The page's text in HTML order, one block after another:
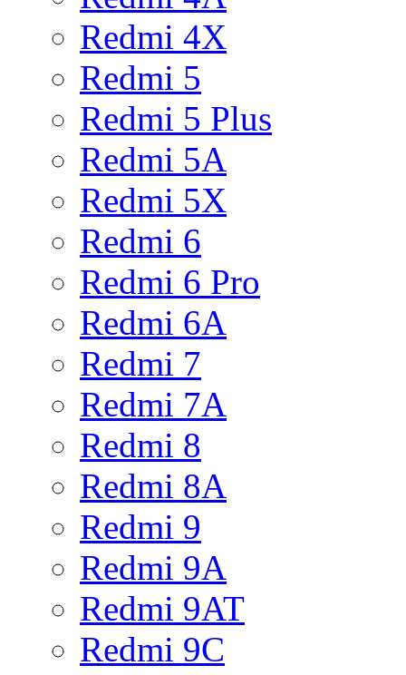
Redmi 4X
Redmi 5
Redmi 5 Plus
Redmi 5A
Redmi 5X
Redmi 6
Redmi 6 Pro
Redmi 6A
Redmi 7
Redmi 7A
Redmi 8
Redmi 8A
Redmi 9
Redmi 9A
Redmi 9AT
Redmi 9C